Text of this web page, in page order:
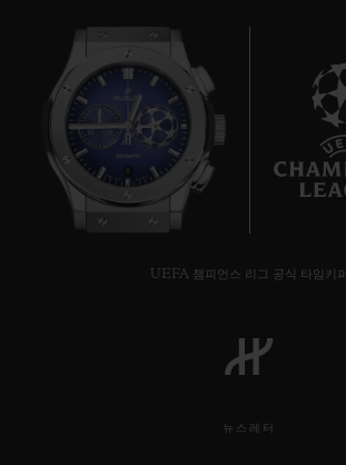
UEFA 챔피언스 리그 공식 타임키퍼
뉴스레터